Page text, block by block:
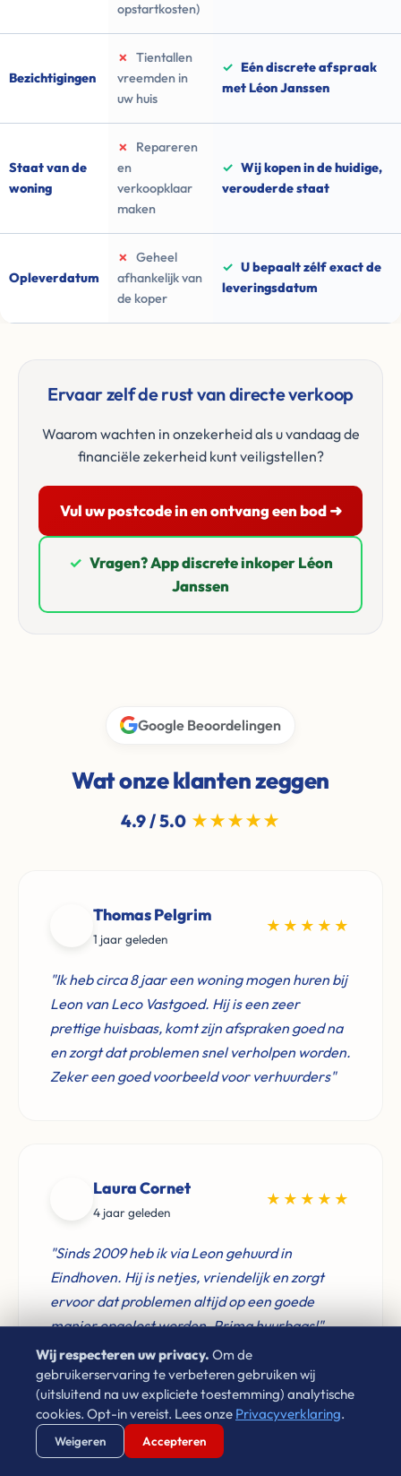
opstartkosten)
Bezichtigingen
✗
Tientallen
vreemden in
uw huis
✓ Eén discrete afspraak
met Léon Janssen
Staat van de
woning
✗
Repareren
en
verkoopklaar
maken
✓ Wij kopen in de huidige,
verouderde staat
Opleverdatum
✗
Geheel
afhankelijk van
de koper
✓ U bepaalt zélf exact de
leveringsdatum
Ervaar zelf de rust van directe verkoop
Waarom wachten in onzekerheid als u vandaag de
financiële zekerheid kunt veiligstellen?
Vul uw postcode in en ontvang een bod ➜
✓ Vragen? App discrete inkoper Léon
Janssen
Google Beoordelingen
Wat onze klanten zeggen
4.9 / 5.0 ★★★★★
Thomas Pelgrim
1 jaar geleden
★★★★★
"Ik heb circa 8 jaar een woning mogen huren bij
Leon van Leco Vastgoed. Hij is een zeer
prettige huisbaas, komt zijn afspraken goed na
en zorgt dat problemen snel verholpen worden.
Zeker een goed voorbeeld voor verhuurders"
Laura Cornet
4 jaar geleden
★★★★★
"Sinds 2009 heb ik via Leon gehuurd in
Eindhoven. Hij is netjes, vriendelijk en zorgt
ervoor dat problemen altijd op een goede
manier opgelost worden. Prima huurbaas!"
Don Verwijst
2 jaar geleden
Wij respecteren uw privacy. Om de
gebruikerservaring te verbeteren gebruiken wij
(uitsluitend na uw expliciete toestemming) analytische
cookies. Opt-in vereist. Lees onze Privacyverklaring.
Weigeren Accepteren
Verstuur WhatsApp